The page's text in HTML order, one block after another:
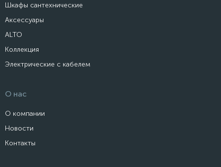
Шкафы сантехнические
Аксессуары
ALTO
Коллекция
Электрические с кабелем
О нас
О компании
Новости
Контакты